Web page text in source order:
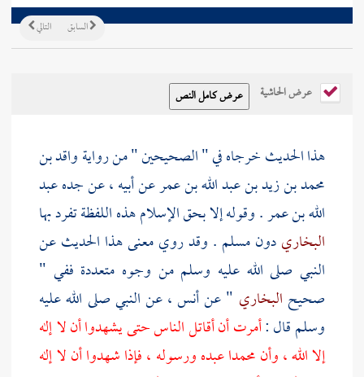
التالي السابق
عرض الحاشية
هذا الحديث خرجاه في " الصحيحين " من روايةواقد بن
محمد بن زيد بن عبد الله بن عمرعن أبيه ، عن جدهعبد
الله بن عمر. وقوله إلا بحق الإسلام هذه اللفظة تفرد بها
البخاريدونمسلم . وقد روي معنى هذا الحديث عن
النبي صلى الله عليه وسلم من وجوه متعددة ففي "
صحيح البخاري " عنأنس، عن النبي صلى الله عليه
وسلم قال :أمرت أن أقاتل الناس حتى يشهدوا أن لا إله
إلا الله ، وأنمحمداعبده ورسوله ، فإذا شهدوا أن لا إله